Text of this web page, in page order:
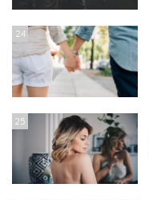
24
25